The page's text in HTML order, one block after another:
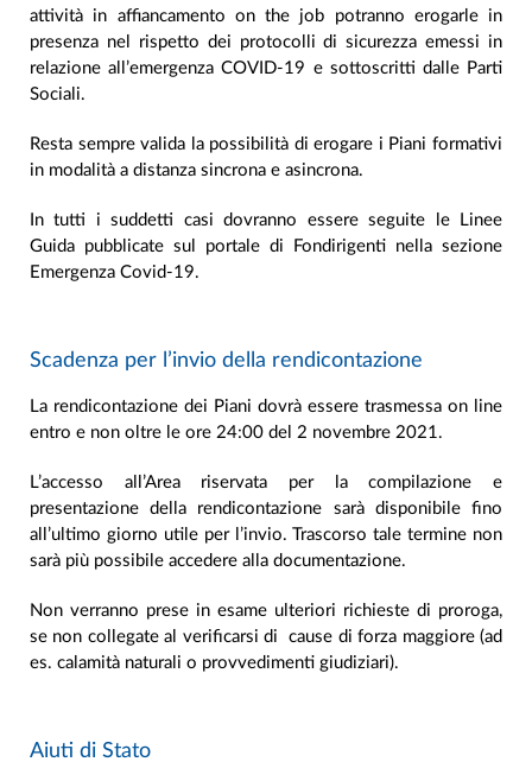
attività in affiancamento on the job potranno erogarle in
presenza nel rispetto dei protocolli di sicurezza emessi in
relazione all’emergenza COVID-19 e sottoscritti dalle Parti
Sociali.
Resta sempre valida la possibilità di erogare i Piani formativi
in modalità a distanza sincrona e asincrona.
In tutti i suddetti casi dovranno essere seguite le Linee
Guida pubblicate sul portale di Fondirigenti nella sezione
Emergenza Covid-19.
Scadenza per l’invio della rendicontazione
La rendicontazione dei Piani dovrà essere trasmessa on line
entro e non oltre le ore 24:00 del 2 novembre 2021.
L’accesso all’Area riservata per la compilazione e
presentazione della rendicontazione sarà disponibile fino
all’ultimo giorno utile per l’invio. Trascorso tale termine non
sarà più possibile accedere alla documentazione.
Non verranno prese in esame ulteriori richieste di proroga,
se non collegate al verificarsi di cause di forza maggiore (ad
es. calamità naturali o provvedimenti giudiziari).
Aiuti di Stato